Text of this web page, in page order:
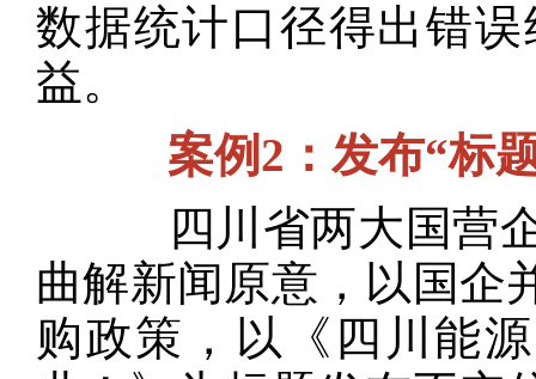
数据统计口径得出错
益。
案例2：发布“标
四川省两大国营企
曲解新闻原意，以国企
购政策，以《四川能